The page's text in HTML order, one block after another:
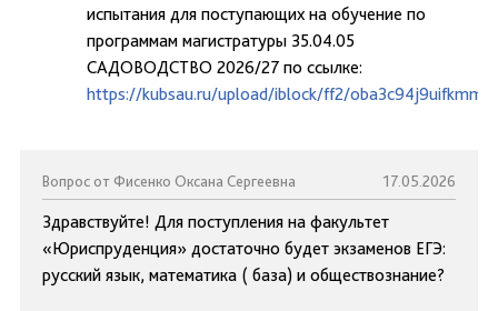
испытания для поступающих на обучение по
программам магистратуры 35.04.05
САДОВОДСТВО 2026/27 по ссылке:
https://kubsau.ru/upload/iblock/ff2/
Вопрос от Фисенко Оксана Сергеевна 17.05.2026
Здравствуйте! Для поступления на факультет
«Юриспруденция» достаточно будет экзаменов ЕГЭ:
русский язык, математика ( база) и обществознание?